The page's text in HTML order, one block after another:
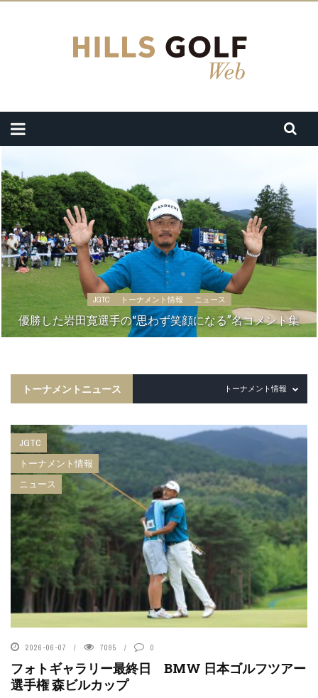
JGTC トーナメント情報 ニュース
優勝した岩田寛選手の“思わず笑顔になる”名コメント集
トーナメントニュース トーナメント情報
JGTC
トーナメント情報
ニュース
2026-06-07 7095 0
フォトギャラリー最終日 BMW 日本ゴルフツアー
選手権 森ビルカップ